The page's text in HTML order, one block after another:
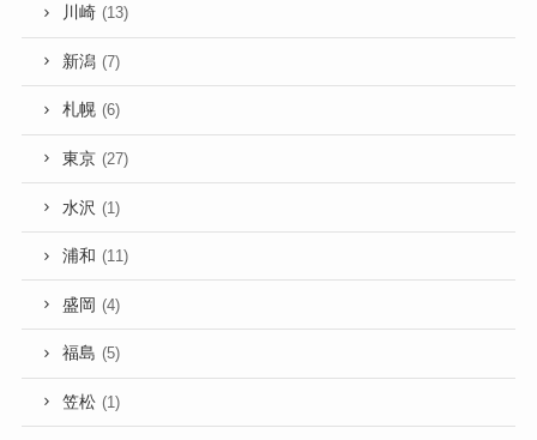
川崎 (13)
新潟 (7)
札幌 (6)
東京 (27)
水沢 (1)
浦和 (11)
盛岡 (4)
福島 (5)
笠松 (1)